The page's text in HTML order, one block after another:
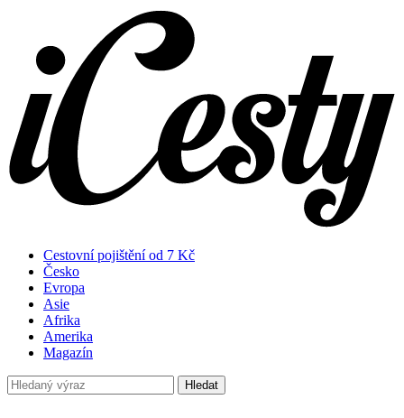
Cestovní pojištění od 7 Kč
Česko
Evropa
Asie
Afrika
Amerika
Magazín
Hledat